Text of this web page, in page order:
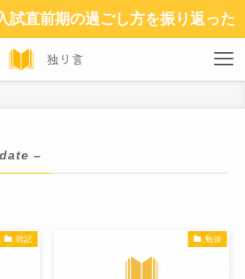
試直前期の過ごし方を振り返った
–
雑記 勉強